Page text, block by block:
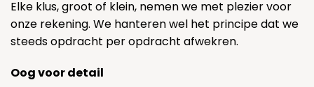
Elke klus, groot of klein, nemen we met plezier voor
onze rekening. We hanteren wel het principe dat we
steeds opdracht per opdracht afwekren.
Oog voor detail